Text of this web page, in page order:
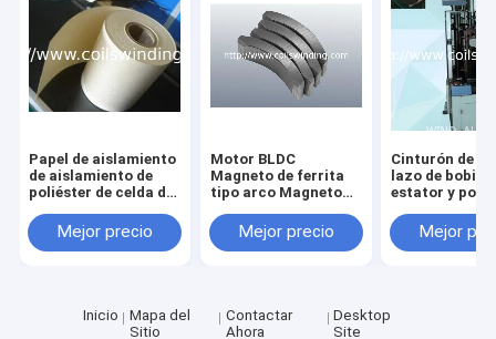
Papel de aislamiento
de aislamiento de
poliéster de celda de
NMN PMP
Mejor precio
Motor BLDC
Magneto de ferrita
tipo arco Magneto
NdFeBMejor precio
Cinturón de
lazo de bobina
estator y
motorMejor
Inicio
Mapa del
Sitio
Contactar
Ahora
Desktop
Site